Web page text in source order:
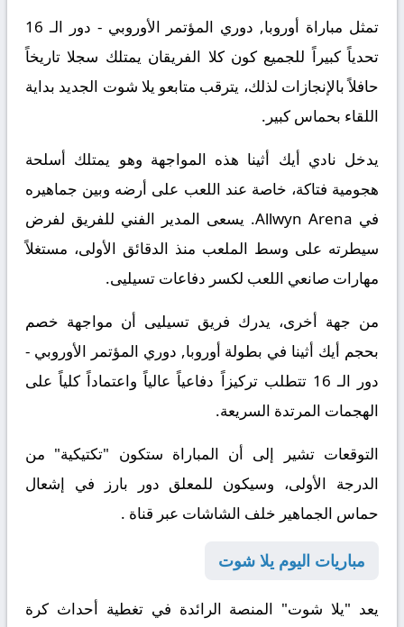
تمثل مباراة أوروبا, دوري المؤتمر الأوروبي - دور الـ 16
تحدياً كبيراً للجميع كون كلا الفريقان يمتلك سجلا تاريخاً
حافلاً بالإنجازات لذلك، يترقب متابعو يلا شوت الجديد بداية
اللقاء بحماس كبير.
يدخل نادي أيك أثينا هذه المواجهة وهو يمتلك أسلحة
هجومية فتاكة، خاصة عند اللعب على أرضه وبين جماهيره
في Allwyn Arena. يسعى المدير الفني للفريق لفرض
سيطرته على وسط الملعب منذ الدقائق الأولى، مستغلاً
مهارات صانعي اللعب لكسر دفاعات تسيليى.
​من جهة أخرى، يدرك فريق تسيليى أن مواجهة خصم
بحجم أيك أثينا في بطولة أوروبا, دوري المؤتمر الأوروبي -
دور الـ 16 تتطلب تركيزاً دفاعياً عالياً واعتماداً كلياً على
الهجمات المرتدة السريعة.
التوقعات تشير إلى أن المباراة ستكون "تكتيكية" من
الدرجة الأولى، وسيكون للمعلق دور بارز في إشعال
حماس الجماهير خلف الشاشات عبر قناة .
مباريات اليوم يلا شوت
يعد "يلا شوت" المنصة الرائدة في تغطية أحداث كرة